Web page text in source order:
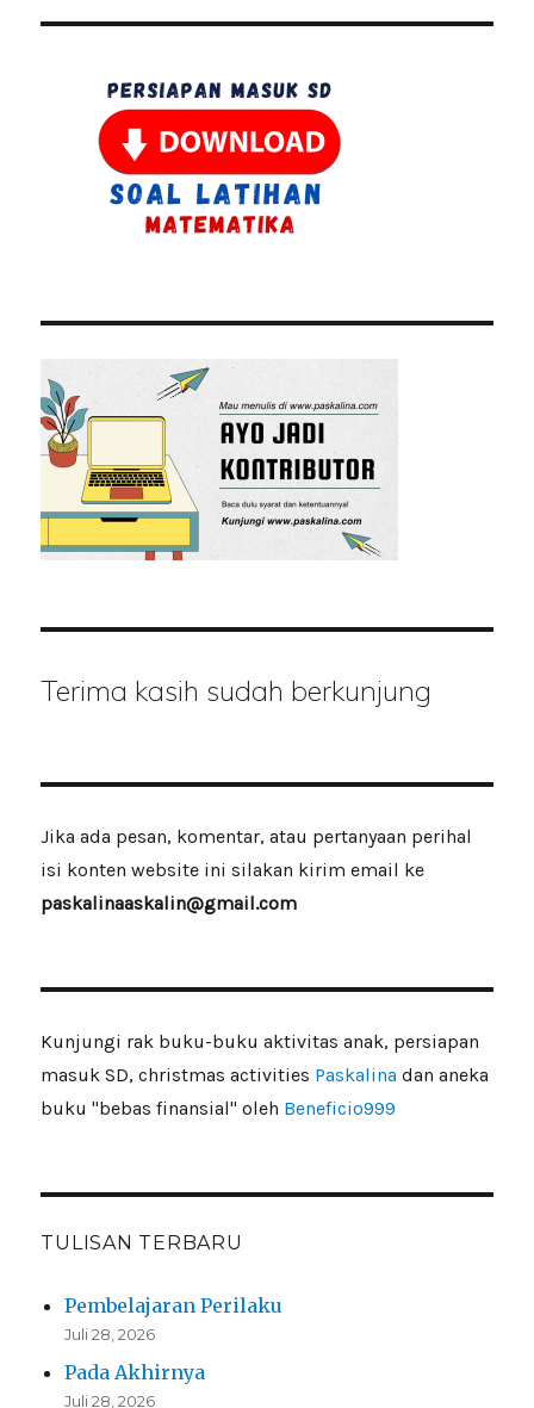
Terima kasih sudah berkunjung
Jika ada pesan, komentar, atau pertanyaan perihal
isi konten website ini silakan kirim email ke
paskalinaaskalin@gmail.com
Kunjungi rak buku-buku aktivitas anak, persiapan
masuk SD, christmas activities Paskalinadan aneka
buku "bebas finansial" oleh Beneficio999
TULISAN TERBARU
Pembelajaran Perilaku
Juli 28, 2026
Pada Akhirnya
Juli 28, 2026